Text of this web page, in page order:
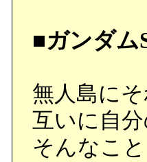
■ガンダム
無人島に
互いに自
そんなこ